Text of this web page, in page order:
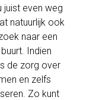
juist even weg
natuurlijk ook
naar een
Indien
de zorg over
en zelfs
Zo kunt